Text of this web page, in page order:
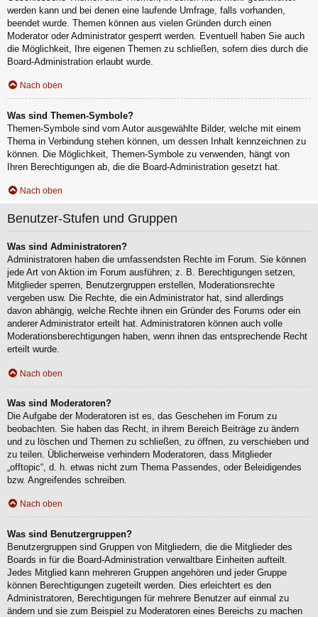
werden kann und bei denen eine laufende Umfrage, falls vorhanden,
beendet wurde. Themen können aus vielen Gründen durch einen
Moderator oder Administrator gesperrt werden. Eventuell haben Sie auch
die Möglichkeit, Ihre eigenen Themen zu schließen, sofern dies durch die
Board-Administration erlaubt wurde.
Nach oben
Was sind Themen-Symbole?
Themen-Symbole sind vom Autor ausgewählte Bilder, welche mit einem
Thema in Verbindung stehen können, um dessen Inhalt kennzeichnen zu
können. Die Möglichkeit, Themen-Symbole zu verwenden, hängt von
Ihren Berechtigungen ab, die die Board-Administration gesetzt hat.
Nach oben
Benutzer-Stufen und Gruppen
Was sind Administratoren?
Administratoren haben die umfassendsten Rechte im Forum. Sie können
jede Art von Aktion im Forum ausführen; z. B. Berechtigungen setzen,
Mitglieder sperren, Benutzergruppen erstellen, Moderationsrechte
vergeben usw. Die Rechte, die ein Administrator hat, sind allerdings
davon abhängig, welche Rechte ihnen ein Gründer des Forums oder ein
anderer Administrator erteilt hat. Administratoren können auch volle
Moderationsberechtigungen haben, wenn ihnen das entsprechende Recht
erteilt wurde.
Nach oben
Was sind Moderatoren?
Die Aufgabe der Moderatoren ist es, das Geschehen im Forum zu
beobachten. Sie haben das Recht, in ihrem Bereich Beiträge zu ändern
und zu löschen und Themen zu schließen, zu öffnen, zu verschieben und
zu teilen. Üblicherweise verhindern Moderatoren, dass Mitglieder
„offtopic“, d. h. etwas nicht zum Thema Passendes, oder Beleidigendes
bzw. Angreifendes schreiben.
Nach oben
Was sind Benutzergruppen?
Benutzergruppen sind Gruppen von Mitgliedern, die die Mitglieder des
Boards in für die Board-Administration verwaltbare Einheiten aufteilt.
Jedes Mitglied kann mehreren Gruppen angehören und jeder Gruppe
können Berechtigungen zugeteilt werden. Dies erleichtert es den
Administratoren, Berechtigungen für mehrere Benutzer auf einmal zu
ändern und sie zum Beispiel zu Moderatoren eines Bereichs zu machen